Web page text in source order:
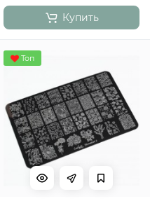
Купить
Топ